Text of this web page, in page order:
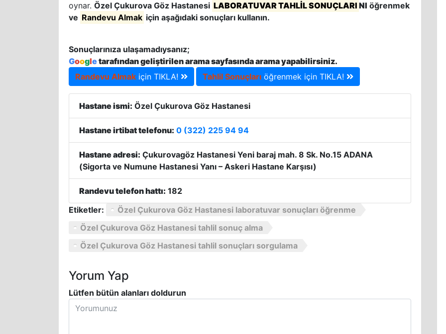
oynar. Özel Çukurova Göz Hastanesi LABORATUVAR TAHLİL SONUÇLARI NI öğrenmek
ve Randevu Almak için aşağıdaki sonuçları kullanın.
Sonuçlarınıza ulaşamadıysanız;
Googletarafından geliştirilen arama sayfasında arama yapabilirsiniz.
Randevu Almak için TIKLA! Tahlil Sonuçları öğrenmek için TIKLA!
Hastane ismi: Özel Çukurova Göz Hastanesi
Hastane irtibat telefonu: 0 (322) 225 94 94
Hastane adresi: Çukurovagöz Hastanesi Yeni baraj mah. 8 Sk. No.15 ADANA
(Sigorta ve Numune Hastanesi Yanı – Askeri Hastane Karşısı)
Randevu telefon hattı: 182
Etiketler:
Özel Çukurova Göz Hastanesi laboratuvar sonuçları öğrenme
Özel Çukurova Göz Hastanesi tahlil sonuç alma
Özel Çukurova Göz Hastanesi tahlil sonuçları sorgulama
Yorum Yap
Lütfen bütün alanları doldurun